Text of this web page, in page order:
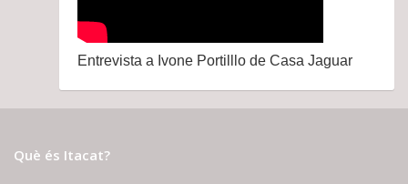
Entrevista a Ivone Portilllo de Casa Jaguar
Què és Itacat?